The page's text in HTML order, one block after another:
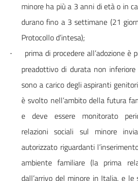
minore ha più a 3 anni di età o in
durano fino a 3 settimane (21
Protocollo d’intesa);
·
prima di procedere all’adozione
preadottivo di durata non
sono a carico degli aspiranti
è svolto nell’ambito della futura
e deve essere monitorato
relazioni sociali sul minore
autorizzato riguardanti
ambiente familiare (la prima
dall’arrivo del minore in Italia, e le